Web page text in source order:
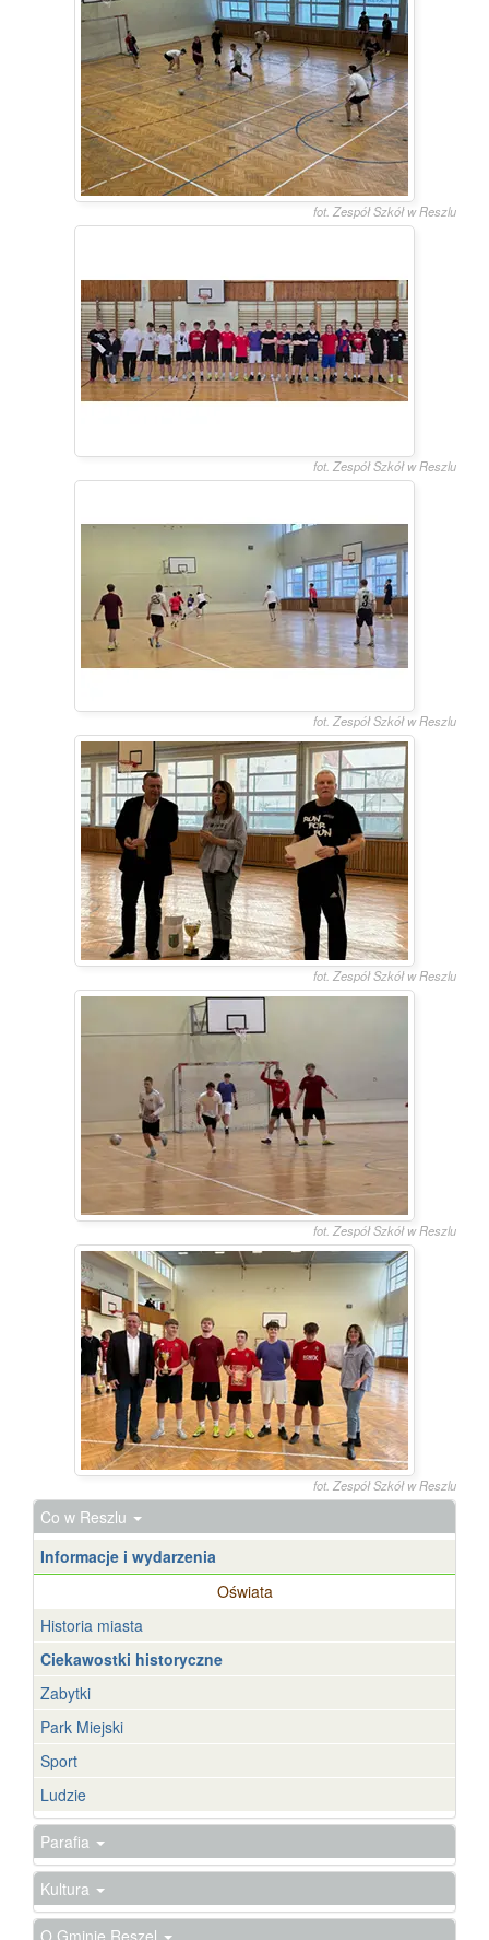
fot. Zespół Szkół w Reszlu
fot. Zespół Szkół w Reszlu
fot. Zespół Szkół w Reszlu
fot. Zespół Szkół w Reszlu
fot. Zespół Szkół w Reszlu
fot. Zespół Szkół w Reszlu
Co w Reszlu
Informacje i wydarzenia
Oświata
Historia miasta
Ciekawostki historyczne
Zabytki
Park Miejski
Sport
Ludzie
Parafia
Kultura
O Gminie Reszel